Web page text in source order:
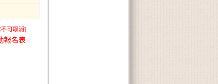
可取消]
報名表